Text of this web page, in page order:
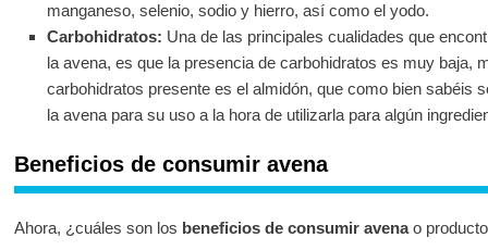
manganeso, selenio, sodio y hierro, así como el yodo.
Carbohidratos: Una de las principales cualidades que
la avena, es que la presencia de carbohidratos es muy baja,
carbohidratos presente es el almidón, que como bien sabéis
la avena para su uso a la hora de utilizarla para algún
Beneficios de consumir avena
Ahora, ¿cuáles son los beneficios de consumir avenao